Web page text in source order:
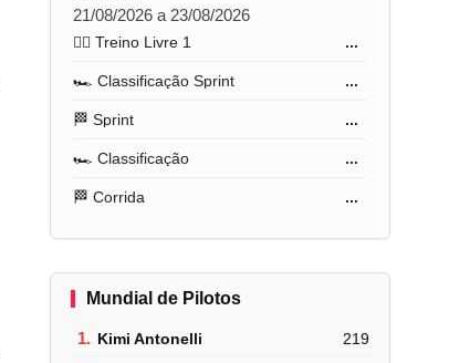
21/08/2026 a 23/08/2026
🏋️‍♂️ Treino Livre 1 ...
🏎️ Classificação Sprint ...
🏁 Sprint ...
🏎️ Classificação ...
🏁 Corrida ...
Mundial de Pilotos
1. Kimi Antonelli 219